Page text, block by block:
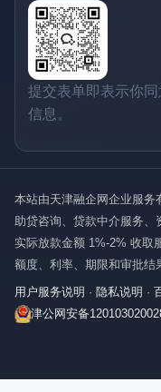
提交表单即表示你
信息。
本站由天津融企网企业服务
助贷咨询、贷款中介服务
实际放款金额 1%-2% 收取
额度、利率、期限和审批结
用户服务说明 · 隐私说明 ·
津公网安备